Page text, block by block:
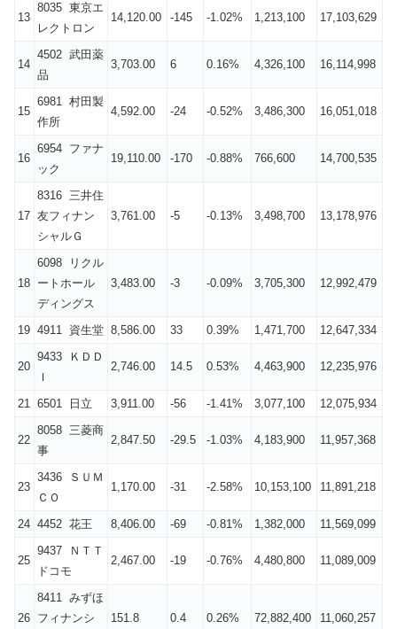
13
8035 東京エ
レクトロン
14,120.00 -145 -1.02% 1,213,100 17,103,629
14
4502 武田薬
品
3,703.00 6 0.16% 4,326,100 16,114,998
15
6981 村田製
作所
4,592.00 -24 -0.52% 3,486,300 16,051,018
16
6954 ファナ
ック
19,110.00 -170 -0.88% 766,600 14,700,535
17
8316 三井住
友フィナン
シャルＧ
3,761.00 -5 -0.13% 3,498,700 13,178,976
18
6098 リクル
ートホール
ディングス
3,483.00 -3 -0.09% 3,705,300 12,992,479
19 4911 資生堂 8,586.00 33 0.39% 1,471,700 12,647,334
20
9433 ＫＤＤ
Ｉ
2,746.00 14.5 0.53% 4,463,900 12,235,976
21 6501 日立 3,911.00 -56 -1.41% 3,077,100 12,075,934
22
8058 三菱商
事
2,847.50 -29.5 -1.03% 4,183,900 11,957,368
23
3436 ＳＵＭ
ＣＯ
1,170.00 -31 -2.58% 10,153,100 11,891,218
24 4452 花王 8,406.00 -69 -0.81% 1,382,000 11,569,099
25
9437 ＮＴＴ
ドコモ
2,467.00 -19 -0.76% 4,480,800 11,089,009
26
8411 みずほ
フィナンシ
151.8 0.4 0.26% 72,882,400 11,060,257